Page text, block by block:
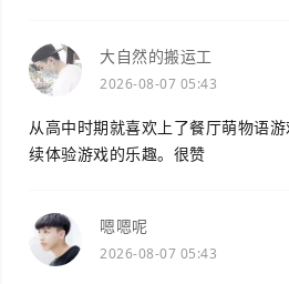
大自然的搬运工
2026-08-07 05:43
从高中时期就喜欢上了餐厅萌物语
续体验游戏的乐趣。很赞
嗯嗯呢
2026-08-07 05:43